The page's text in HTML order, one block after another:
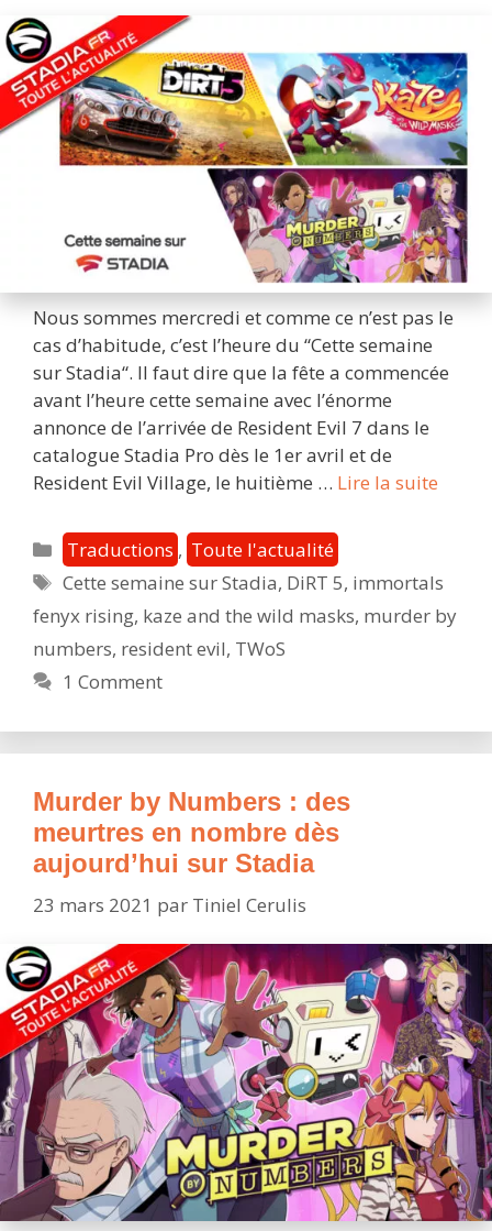
Nous sommes mercredi et comme ce n’est pas le
cas d’habitude, c’est l’heure du “Cette semaine
sur Stadia“. Il faut dire que la fête a commencée
avant l’heure cette semaine avec l’énorme
annonce de l’arrivée de Resident Evil 7 dans le
catalogue Stadia Pro dès le 1er avril et de
Resident Evil Village, le huitième … Lire la suite
:
de
DLC
et
Evil
Catégories
Traductions , Toute l'actualité
Étiquettes
Cette semaine sur Stadia, DiRT 5, immortals
fenyx rising, kaze and the wild masks, murder by
numbers, resident evil, TWoS
1 Comment
Murder by Numbers : des
meurtres en nombre dès
aujourd’hui sur Stadia
23 mars 2021 par Tiniel Cerulis